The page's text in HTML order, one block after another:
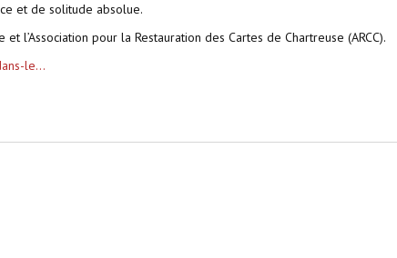
et de solitude absolue.
l’Association pour la Restauration des Cartes de Chartreuse (ARCC).
le...